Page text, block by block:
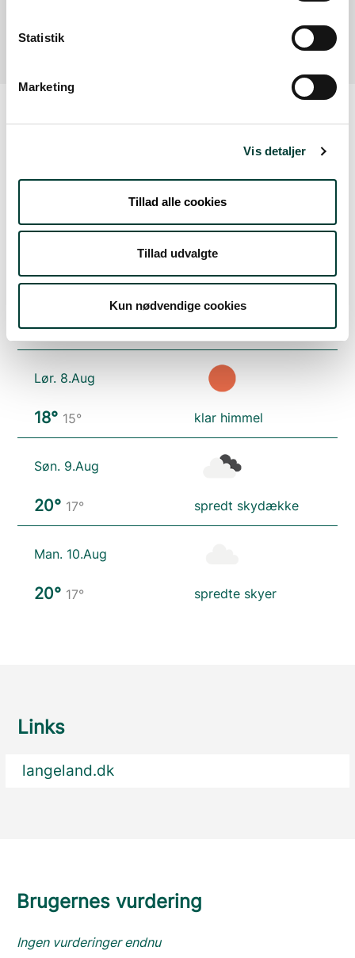
Statistik
Marketing
Vis detaljer
Tillad alle cookies
Tillad udvalgte
Kun nødvendige cookies
Fre. 7.Aug
17°15° skydække
Lør. 8.Aug
18° 15° klar himmel
Søn. 9.Aug
20° 17° spredt skydække
Man. 10.Aug
20° 17° spredte skyer
Links
langeland.dk
Brugernes vurdering
Ingen vurderinger endnu